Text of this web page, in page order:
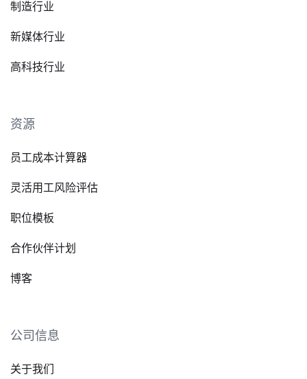
制造行业
新媒体行业
高科技行业
资源
员工成本计算器
灵活用工风险评估
职位模板
合作伙伴计划
博客
公司信息
关于我们